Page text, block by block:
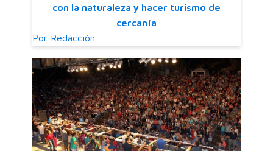
con la naturaleza y hacer turismo de
cercanía
Por Redacción